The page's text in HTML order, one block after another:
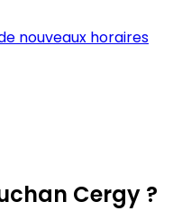
nouveaux horaires
Cergy ?